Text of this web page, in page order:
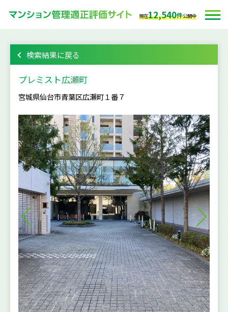
現在12,540件公開中
検索結果に戻る
プレミスト広瀬町
宮城県仙台市青葉区広瀬町１番７